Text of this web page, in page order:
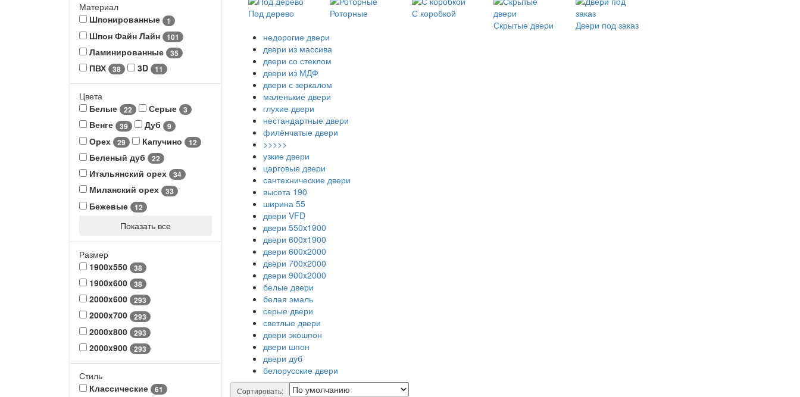
Материал
Шпонированные
1
Шпон Файн Лайн 101
Ламинированные 35
ПВХ 38 3D 11
Цвета
Белые
22 Серые 3
Венге 39 Дуб 9
Орех 29 Капучино 12
Беленый дуб 22
Итальянский орех 34
Миланский орех 33
Бежевые 12
Показать все
Размер
1900x550
38
1900x600 38
2000x600 293
2000x700 293
2000x800 293
2000x900 293
Стиль
Классические
61
Под дерево
Роторные
С коробкой
Скрытые двери
Двери под заказ
недорогие двери
двери из массива
двери со стеклом
двери из МДФ
двери с зеркалом
маленькие двери
глухие двери
нестандартные двери
филёнчатые двери
>>>>>
узкие двери
царговые двери
сантехнические двери
высота 190
ширина 55
двери VFD
двери 550x1900
двери 600x1900
двери 600x2000
двери 700x2000
двери 900x2000
белые двери
белая эмаль
серые двери
светлые двери
двери экошпон
двери шпон
двери дуб
белорусские двери
Сортировать: